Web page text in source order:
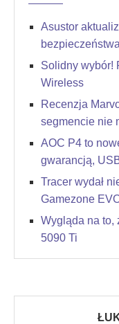
Asustor
Solidny wybór!
Wireless
Recenzja
segmencie nie
AOC P4 to
gwarancją,
Tracer wydał
Gamezone
Wygląda na to,
5090 Ti